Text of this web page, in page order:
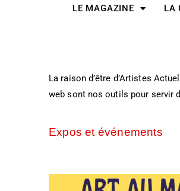
LE MAGAZINE LA
La raison d’être d’Artistes
web sont nos outils pour servir
Expos et événements